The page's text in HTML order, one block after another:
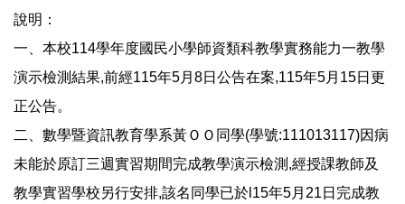
說明：
一、本校114學年度國民小學師資類科教學實務能力一教學
演示檢測結果,前經115年5月8日公告在案,115年5月15日更
正公告。
二、數學暨資訊教育學系黃ＯＯ同學(學號:111013117)因病
未能於原訂三週實習期間完成教學演示檢測,經授課教師及
教學實習學校另行安排,該名同學已於l15年5月21日完成教